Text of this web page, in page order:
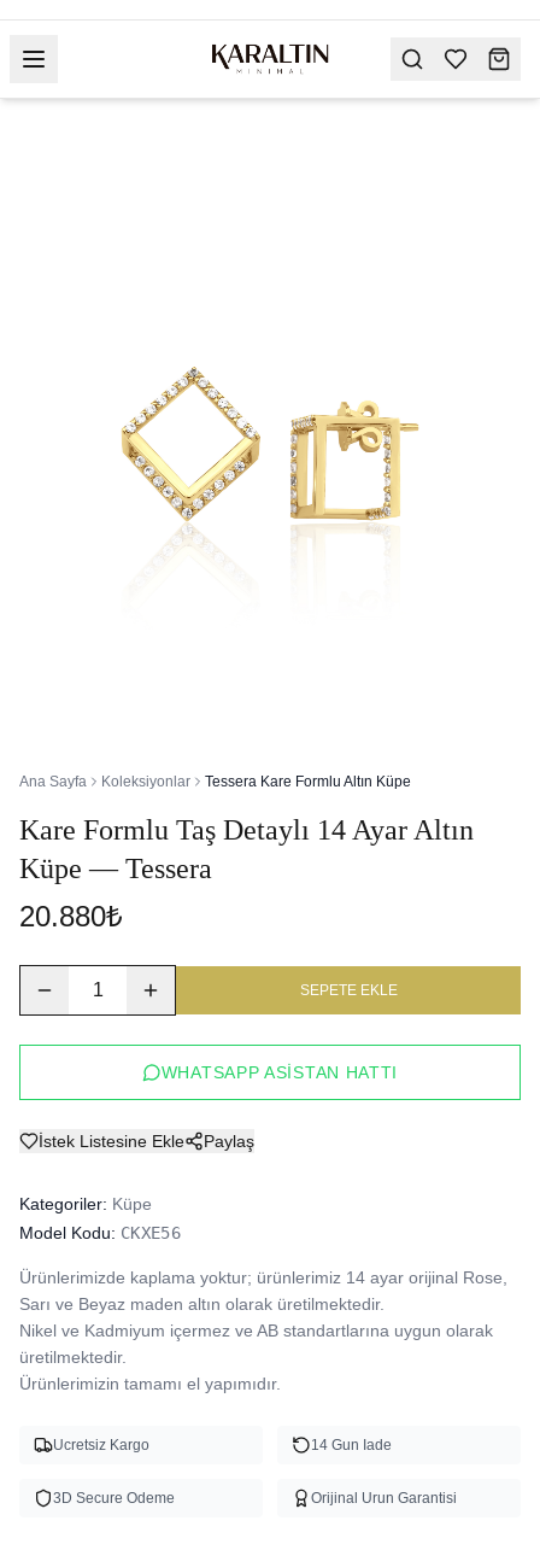
Ana Sayfa Koleksiyonlar Tessera Kare Formlu Altın Küpe
Kare Formlu Taş Detaylı 14 Ayar Altın
Küpe — Tessera
20.880₺
1 SEPETE EKLE
WHATSAPP ASISTAN HATTI
İstek Listesine Ekle Paylaş
Kategoriler: Küpe
Model Kodu: CKXE56
Ürünlerimizde kaplama yoktur; ürünlerimiz 14 ayar orijinal Rose,
Sarı ve Beyaz maden altın olarak üretilmektedir.
Nikel ve Kadmiyum içermez ve AB standartlarına uygun olarak
üretilmektedir.
Ürünlerimizin tamamı el yapımıdır.
Ucretsiz Kargo 14 Gun Iade
3D Secure Odeme Orijinal Urun Garantisi